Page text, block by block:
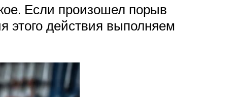
Если произошел порыв
этого действия выполняем